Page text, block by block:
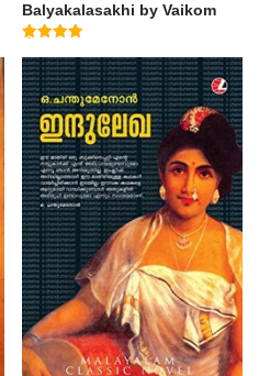
Balyakalasakhi by Vaikom
Muhammad Basheer
4.60
out of 5